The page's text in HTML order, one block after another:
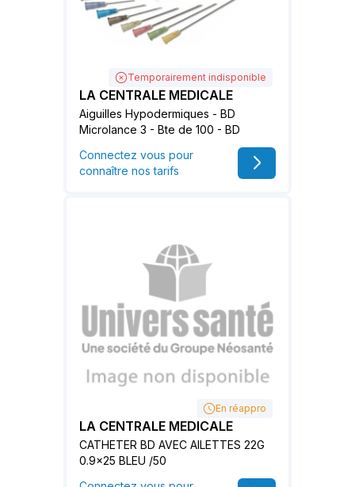
Temporairement indisponible
LA CENTRALE MEDICALE
Aiguilles Hypodermiques - BD
Microlance 3 - Bte de 100 - BD
Connectez vous pour
connaître nos tarifs
En réappro
LA CENTRALE MEDICALE
CATHETER BD AVEC AILETTES 22G
0.9x25 BLEU /50